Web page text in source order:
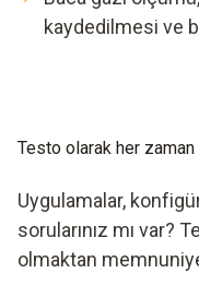
kaydedilmesi ve
Testo olarak her zaman
Uygulamalar,
sorularınız mı var?
olmaktan